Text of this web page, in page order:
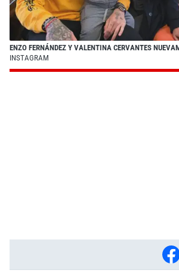
ENZO FERNÁNDEZ Y VALENTINA CERVANTES
INSTAGRAM